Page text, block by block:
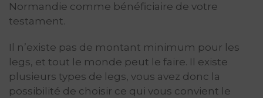
Normandie comme bénéficiaire de votre
testament.
Il n’existe pas de montant minimum pour les
legs, et tout le monde peut le faire. Il existe
plusieurs types de legs, vous avez donc la
possibilité de choisir ce qui vous convient le